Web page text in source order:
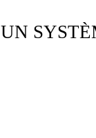
UN